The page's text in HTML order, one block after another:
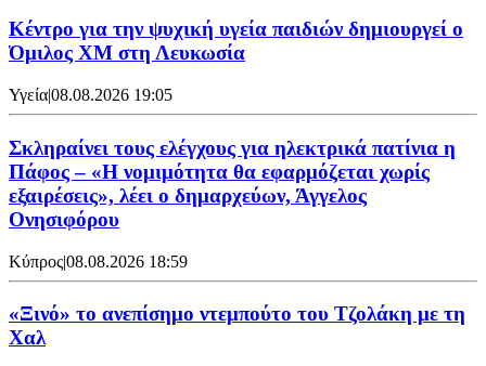
Κέντρο για την ψυχική υγεία παιδιών δημιουργεί ο
Όμιλος XM στη Λευκωσία
Υγεία|08.08.2026 19:05
Σκληραίνει τους ελέγχους για ηλεκτρικά πατίνια η
Πάφος – «Η νομιμότητα θα εφαρμόζεται χωρίς
εξαιρέσεις», λέει ο δημαρχεύων, Άγγελος
Ονησιφόρου
Κύπρος|08.08.2026 18:59
«Ξινό» το ανεπίσημο ντεμπούτο του Τζολάκη με τη
Χαλ